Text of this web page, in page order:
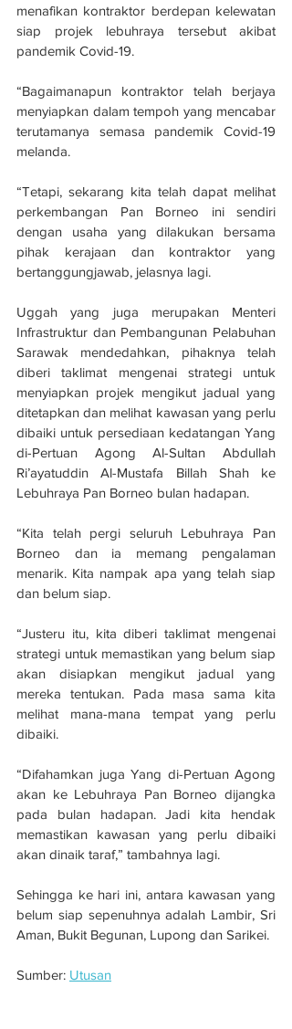
menafikan kontraktor berdepan kelewatan
siap projek lebuhraya tersebut akibat
pandemik Covid-19.
“Bagaimanapun kontraktor telah berjaya
menyiapkan dalam tempoh yang mencabar
terutamanya semasa pandemik Covid-19
melanda.
“Tetapi, sekarang kita telah dapat melihat
perkembangan Pan Borneo ini sendiri
dengan usaha yang dilakukan bersama
pihak kerajaan dan kontraktor yang
bertanggungjawab, jelasnya lagi.
Uggah yang juga merupakan Menteri
Infrastruktur dan Pembangunan Pelabuhan
Sarawak mendedahkan, pihaknya telah
diberi taklimat mengenai strategi untuk
menyiapkan projek mengikut jadual yang
ditetapkan dan melihat kawasan yang perlu
dibaiki untuk persediaan kedatangan Yang
di-Pertuan Agong Al-Sultan Abdullah
Ri’ayatuddin Al-Mustafa Billah Shah ke
Lebuhraya Pan Borneo bulan hadapan.
“Kita telah pergi seluruh Lebuhraya Pan
Borneo dan ia memang pengalaman
menarik. Kita nampak apa yang telah siap
dan belum siap.
“Justeru itu, kita diberi taklimat mengenai
strategi untuk memastikan yang belum siap
akan disiapkan mengikut jadual yang
mereka tentukan. Pada masa sama kita
melihat mana-mana tempat yang perlu
dibaiki.
“Difahamkan juga Yang di-Pertuan Agong
akan ke Lebuhraya Pan Borneo dijangka
pada bulan hadapan. Jadi kita hendak
memastikan kawasan yang perlu dibaiki
akan dinaik taraf,” tambahnya lagi.
Sehingga ke hari ini, antara kawasan yang
belum siap sepenuhnya adalah Lambir, Sri
Aman, Bukit Begunan, Lupong dan Sarikei.
Sumber: Utusan